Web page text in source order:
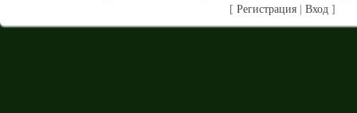
[Регистрация |Вход ]